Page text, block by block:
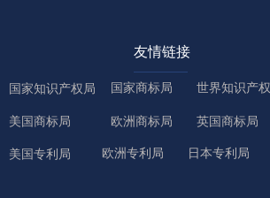
友情链接
国家知识产权局 国家商标局 世界知识产
美国商标局 欧洲商标局 英国商标局
美国专利局 欧洲专利局 日本专利局